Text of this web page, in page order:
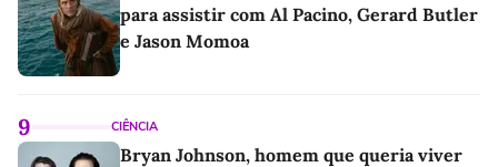
para assistir com Al Pacino, Gerard Butler
e Jason Momoa
9 CIÊNCIA
Bryan Johnson, homem que queria viver